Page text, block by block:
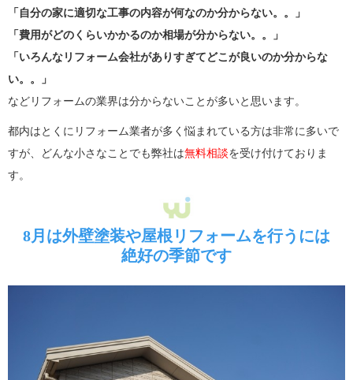
「自分の家に適切な工事の内容が何なのか分からない。。」
「費用がどのくらいかかるのか相場が分からない。。」
「いろんなリフォーム会社がありすぎてどこが良いのか分からな
い。。」
などリフォームの業界は分からないことが多いと思います。
都内はとくにリフォーム業者が多く悩まれている方は非常に多いで
すが、どんな小さなことでも弊社は無料相談を受け付けておりま
す。
8月は外壁塗装や屋根リフォームを行うには
絶好の季節です